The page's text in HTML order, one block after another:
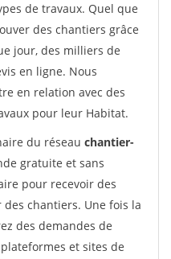
de travaux. Quel que
des chantiers grâce
jour, des milliers de
en ligne. Nous
en relation avec des
pour leur Habitat.
du réseau chantier-
gratuite et sans
pour recevoir des
chantiers. Une fois la
des demandes de
et sites de